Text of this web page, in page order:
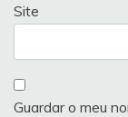
Site
Guardar o meu